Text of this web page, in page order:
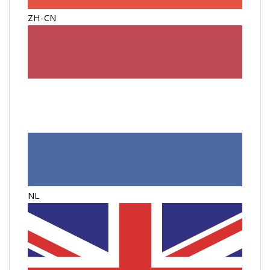
ZH-CN
NL